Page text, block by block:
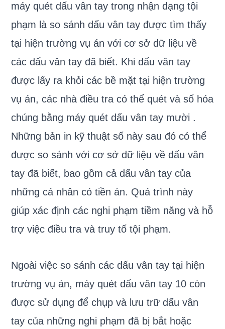
máy quét dấu vân tay trong nhận dạng tội
phạm là so sánh dấu vân tay được tìm thấy
tại hiện trường vụ án với cơ sở dữ liệu về
các dấu vân tay đã biết. Khi dấu vân tay
được lấy ra khỏi các bề mặt tại hiện trường
vụ án, các nhà điều tra có thể quét và số hóa
chúng bằng máy quét dấu vân tay mười .
Những bản in kỹ thuật số này sau đó có thể
được so sánh với cơ sở dữ liệu về dấu vân
tay đã biết, bao gồm cả dấu vân tay của
những cá nhân có tiền án. Quá trình này
giúp xác định các nghi phạm tiềm năng và hỗ
trợ việc điều tra và truy tố tội phạm.
Ngoài việc so sánh các dấu vân tay tại hiện
trường vụ án, máy quét dấu vân tay 10 còn
được sử dụng để chụp và lưu trữ dấu vân
tay của những nghi phạm đã bị bắt hoặc